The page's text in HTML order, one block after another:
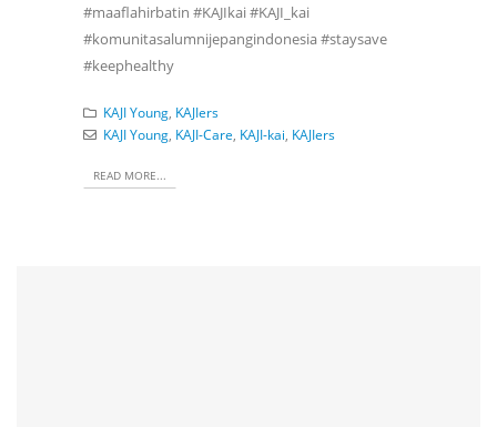
#maaflahirbatin #KAJIkai #KAJI_kai
#komunitasalumnijepangindonesia #staysave
#keephealthy
KAJI Young, KAJIers
KAJI Young, KAJI-Care KAJI-kai KAJIers
READ MORE...